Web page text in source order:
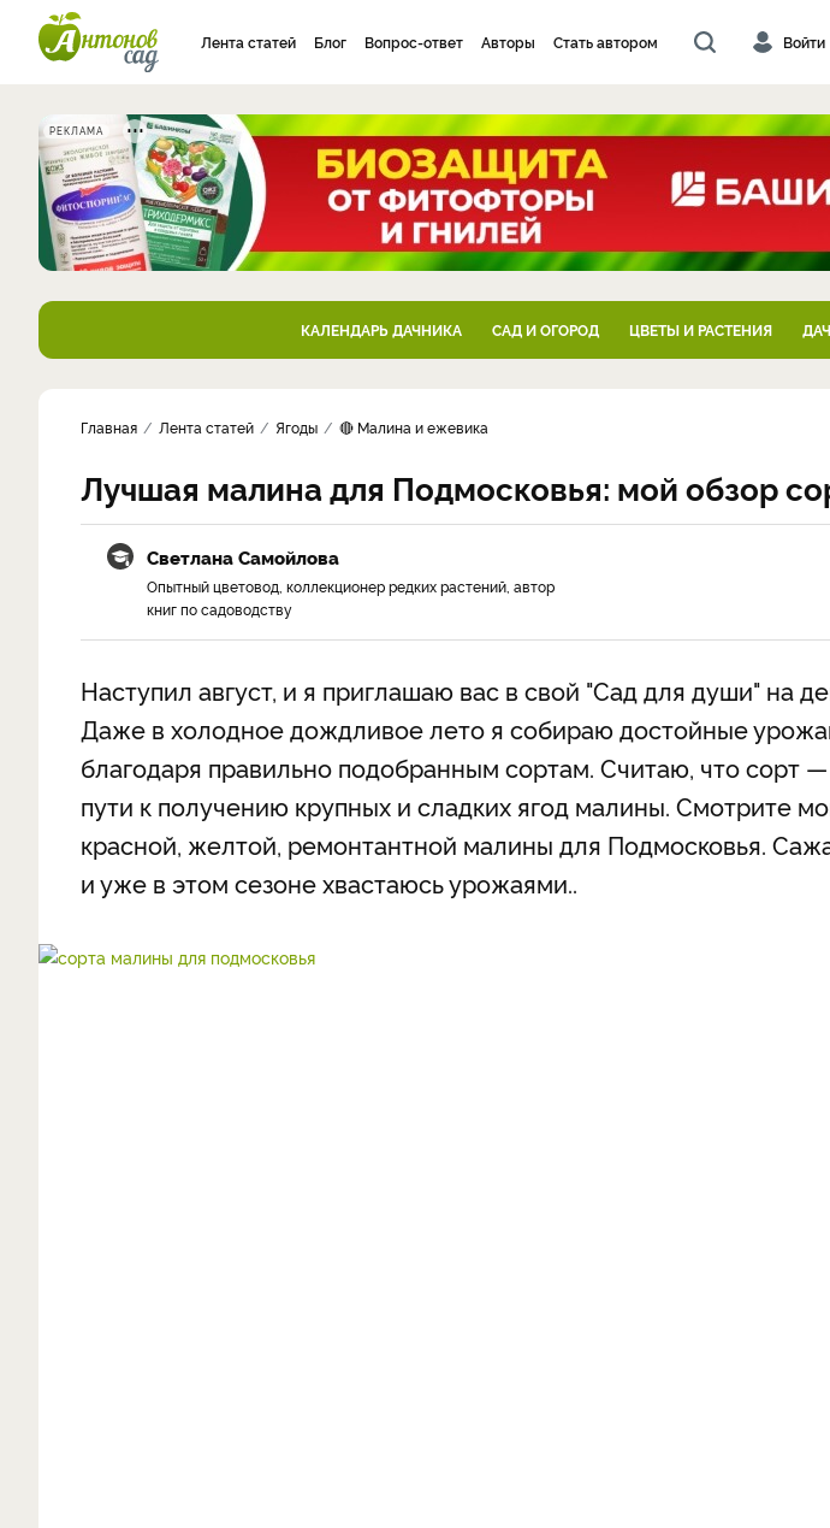
Лента статей Блог Вопрос-ответ Авторы Стать автором Войти
РЕКЛАМА
КАЛЕНДАРЬ ДАЧНИКА САД И ОГОРОД ЦВЕТЫ И РАСТЕНИЯ
Главная Лента статей Ягоды 🔴 Малина и ежевика
Лучшая малина для Подмосковья: мой обзор
Светлана Самойлова
Опытный цветовод, коллекционер редких растений, автор
книг по садоводству
Наступил август, и я приглашаю вас в свой "Сад для души" на
Даже в холодное дождливое лето я собираю достойные
благодаря правильно подобранным сортам. Считаю, что сорт
пути к получению крупных и сладких ягод малины. Смотрите
красной, желтой, ремонтантной малины для Подмосковья.
и уже в этом сезоне хвастаюсь урожаями..